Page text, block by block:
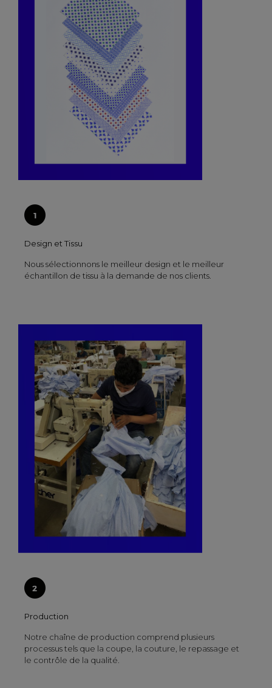
Design et Tissu
Nous sélectionnons le meilleur design et le meilleur
échantillon de tissu à la demande de nos clients.
Production
Notre chaîne de production comprend plusieurs
processus tels que la coupe, la couture, le repassage et
le contrôle de la qualité.